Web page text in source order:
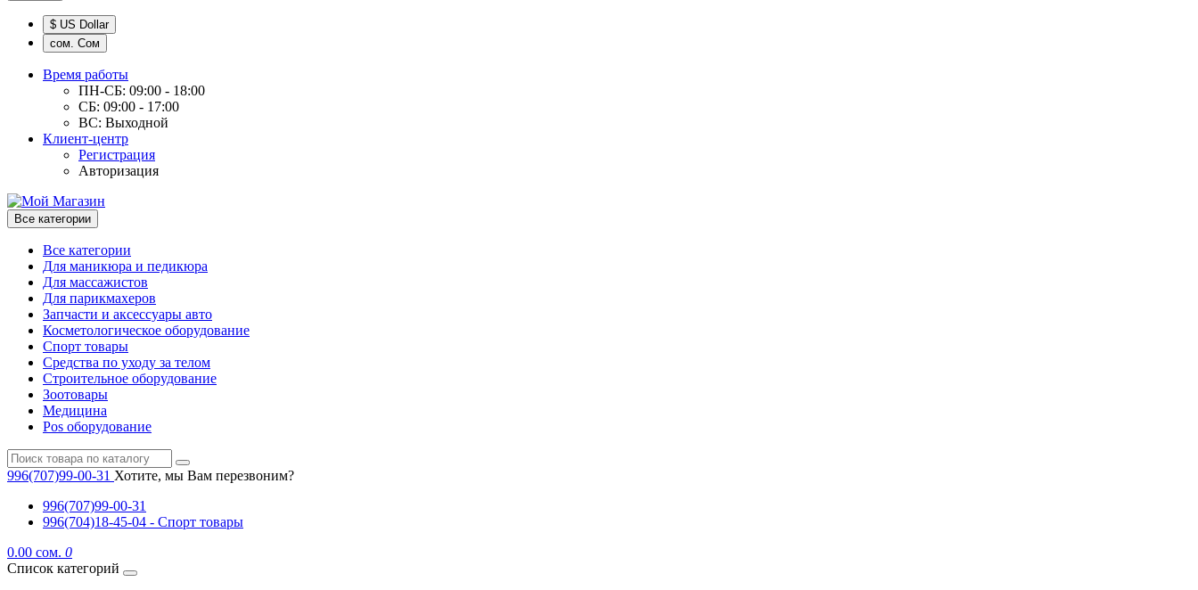
$ US Dollar
сом. Сом
Время работы
ПН-СБ: 09:00 - 18:00
СБ: 09:00 - 17:00
ВС: Выходной
Клиент-центр
Регистрация
Авторизация
Все категории
Все категории
Для маникюра и педикюра
Для массажистов
Для парикмахеров
Запчасти и аксессуары авто
Косметологическое оборудование
Спорт товары
Средства по уходу за телом
Строительное оборудование
Зоотовары
Медицина
Pos оборудование
996(707)99-00-31 Хотите, мы Вам перезвоним?
996(707)99-00-31
996(704)18-45-04 - Спорт товары
0.00 сом. 0
Список категорий